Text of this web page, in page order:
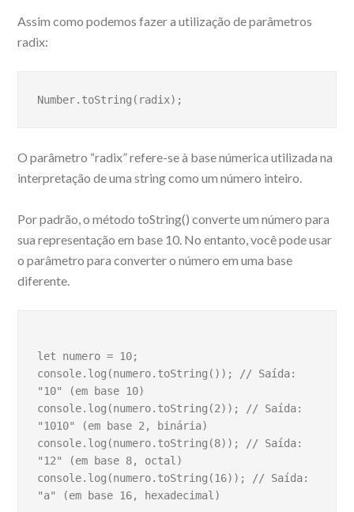
Assim como podemos fazer a utilização de parâmetros
radix:
Number.toString(radix);
O parâmetro “radix” refere-se à base númerica utilizada na
interpretação de uma string como um número inteiro.
Por padrão, o método toString() converte um número para
sua representação em base 10. No entanto, você pode usar
o parâmetro para converter o número em uma base
diferente.
let numero = 10;
console.log(numero.toString()); // Saída:
"10" (em base 10)
console.log(numero.toString(2)); // Saída:
"1010" (em base 2, binária)
console.log(numero.toString(8)); // Saída:
"12" (em base 8, octal)
console.log(numero.toString(16)); // Saída:
"a" (em base 16, hexadecimal)